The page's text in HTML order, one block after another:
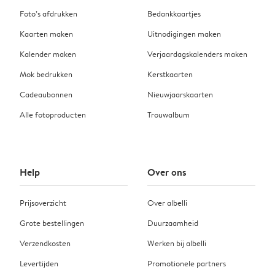
Foto’s afdrukken
Kaarten maken
Kalender maken
Mok bedrukken
Cadeaubonnen
Alle fotoproducten
Bedankkaartjes
Uitnodigingen maken
Verjaardagskalenders maken
Kerstkaarten
Nieuwjaarskaarten
Trouwalbum
Help
Prijsoverzicht
Grote bestellingen
Verzendkosten
Levertijden
Over ons
Over albelli
Duurzaamheid
Werken bij albelli
Promotionele partners